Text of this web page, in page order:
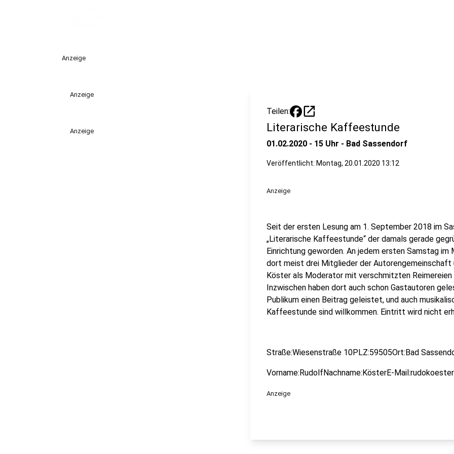
Anzeige
Anzeige
Anzeige
Teilen: open_in_new
Literarische Kaffeestunde
01.02.2020 - 15 Uhr - Bad Sassendorf
Veröffentlicht: Montag, 20.01.2020 13:12
Anzeige
Seit der ersten Lesung am 1. September 2018 im
„Literarische Kaffeestunde“ der damals gerade
Einrichtung geworden. An jedem ersten Samstag
dort meist drei Mitglieder der
Köster als Moderator mit verschmitzten Reimereien
Inzwischen haben dort auch schon Gastautoren
Publikum einen Beitrag geleistet, und auch
Kaffeestunde sind willkommen. Eintritt wird nicht
Straße:Wiesenstraße 10PLZ:59505Ort:Bad
Vorname:RudolfNachname:KösterE-
Anzeige